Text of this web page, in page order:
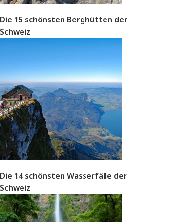
Die 15 schönsten Berghütten der
Schweiz
Die 14 schönsten Wasserfälle der
Schweiz